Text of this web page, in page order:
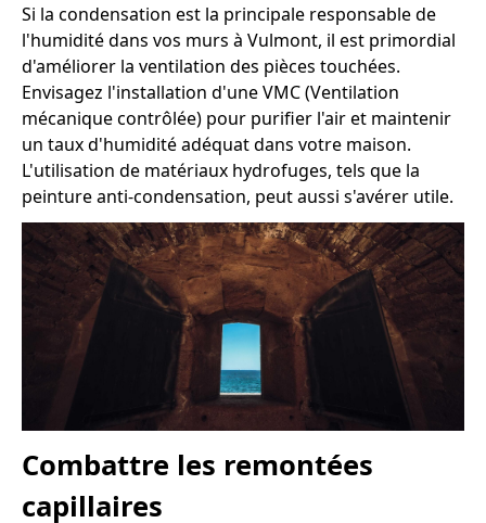
Si la condensation est la principale responsable de
l'humidité dans vos murs à Vulmont, il est primordial
d'améliorer la ventilation des pièces touchées.
Envisagez l'installation d'une VMC (Ventilation
mécanique contrôlée) pour purifier l'air et maintenir
un taux d'humidité adéquat dans votre maison.
L'utilisation de matériaux hydrofuges, tels que la
peinture anti-condensation, peut aussi s'avérer utile.
Combattre les remontées
capillaires